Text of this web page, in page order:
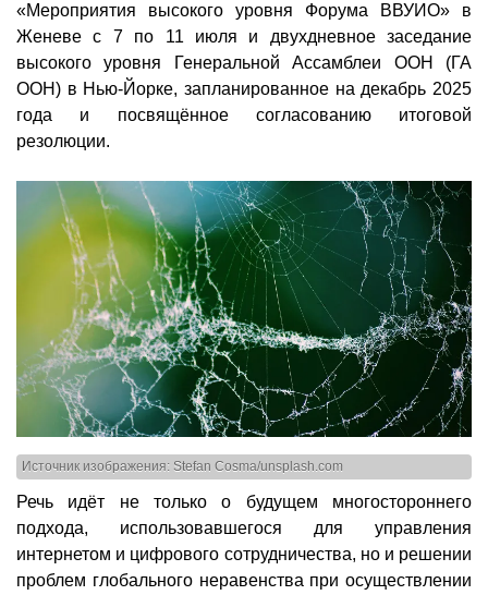
«Мероприятия высокого уровня Форума ВВУИО» в
Женеве с 7 по 11 июля и двухдневное заседание
высокого уровня Генеральной Ассамблеи ООН (ГА
ООН) в Нью-Йорке, запланированное на декабрь 2025
года и посвящённое согласованию итоговой
резолюции.
Источник изображения: Stefan Cosma/unsplash.com
Речь идёт не только о будущем многостороннего
подхода, использовавшегося для управления
интернетом и цифрового сотрудничества, но и решении
проблем глобального неравенства при осуществлении